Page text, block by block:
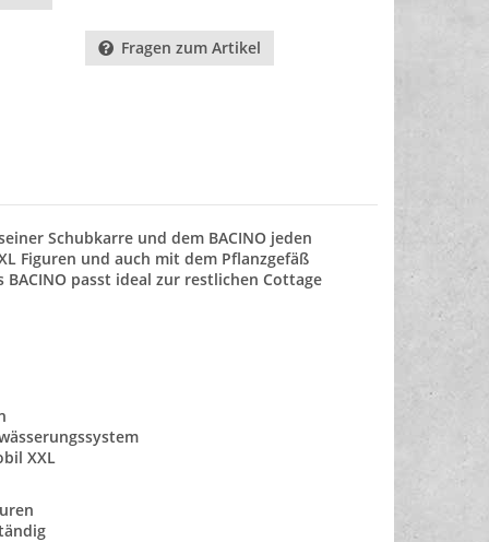
Fragen zum Artikel
Schubkarre und dem BACINO jeden
Figuren und auch mit dem Pflanzgefäß
passt ideal zur restlichen Cottage
XXL